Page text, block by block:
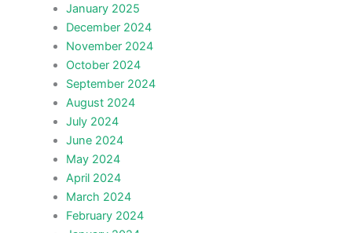
January 2025
December 2024
November 2024
October 2024
September 2024
August 2024
July 2024
June 2024
May 2024
April 2024
March 2024
February 2024